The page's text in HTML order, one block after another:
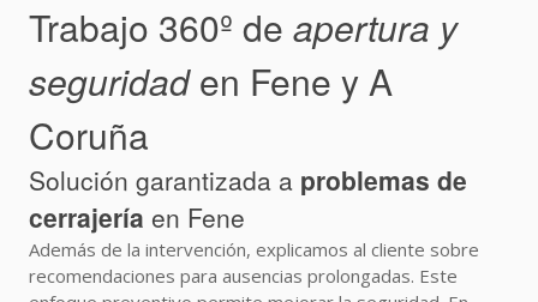
Trabajo 360º de apertura y
seguridaden Fene y A
Coruña
Solución garantizada a problemas de
cerrajería en Fene
Además de la intervención, explicamos al cliente sobre
recomendaciones para ausencias prolongadas. Este